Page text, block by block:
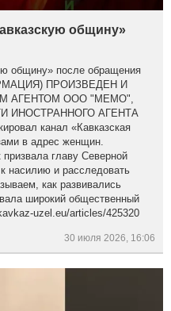
общину»
общину» после обращения
ПРОИЗВЕДЕН И
АГЕНТОМ ООО "МЕМО",
ИНОСТРАННОГО АГЕНТА
канал «Кавказская
в адрес женщин.
главу Северной
насилию и расследовать
как развивались
широкий общественный
uzel.eu/articles/425320
30 июля 2026, 16:06